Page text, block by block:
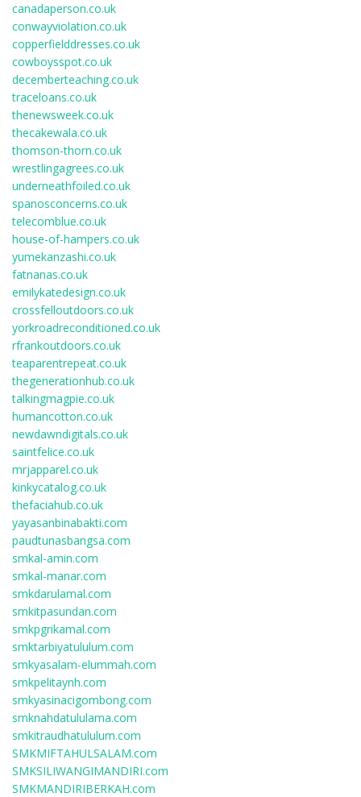
canadaperson.co.uk
conwayviolation.co.uk
copperfielddresses.co.uk
cowboysspot.co.uk
decemberteaching.co.uk
traceloans.co.uk
thenewsweek.co.uk
thecakewala.co.uk
thomson-thorn.co.uk
wrestlingagrees.co.uk
underneathfoiled.co.uk
spanosconcerns.co.uk
telecomblue.co.uk
house-of-hampers.co.uk
yumekanzashi.co.uk
fatnanas.co.uk
emilykatedesign.co.uk
crossfelloutdoors.co.uk
yorkroadreconditioned.co.uk
rfrankoutdoors.co.uk
teaparentrepeat.co.uk
thegenerationhub.co.uk
talkingmagpie.co.uk
humancotton.co.uk
newdawndigitals.co.uk
saintfelice.co.uk
mrjapparel.co.uk
kinkycatalog.co.uk
thefaciahub.co.uk
yayasanbinabakti.com
paudtunasbangsa.com
smkal-amin.com
smkal-manar.com
smkdarulamal.com
smkitpasundan.com
smkpgrikamal.com
smktarbiyatululum.com
smkyasalam-elummah.com
smkpelitaynh.com
smkyasinacigombong.com
smknahdatululama.com
smkitraudhatululum.com
SMKMIFTAHULSALAM.com
SMKSILIWANGIMANDIRI.com
SMKMANDIRIBERKAH.com